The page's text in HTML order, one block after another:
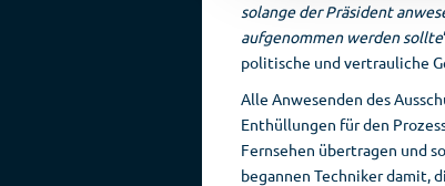
solange der Präsident
aufgenommen werden sollte
politische und vertrauliche
Alle Anwesenden des
Enthüllungen für den
Fernsehen übertragen und
begannen Techniker damit,